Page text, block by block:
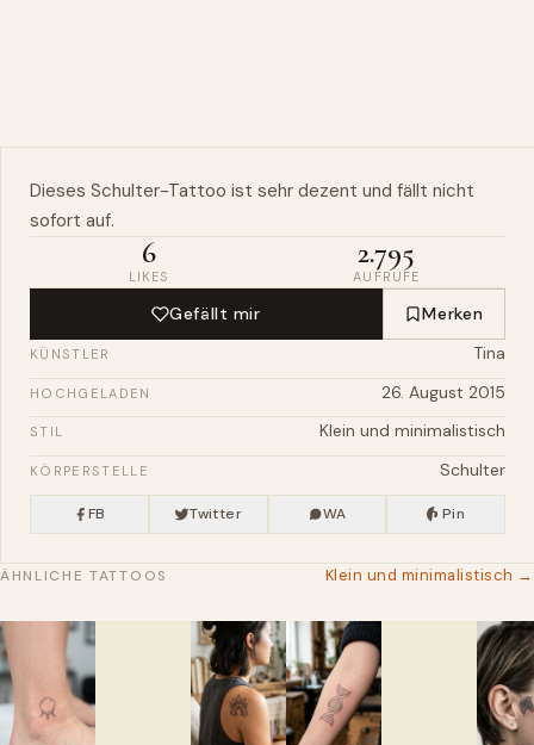
Dieses Schulter-Tattoo ist sehr dezent und fällt nicht
sofort auf.
6
LIKES
2.795
AUFRUFE
Gefällt mir Merken
KÜNSTLER Tina
HOCHGELADEN 26. August 2015
STIL Klein und minimalistisch
KÖRPERSTELLE Schulter
FB Twitter WA Pin
ÄHNLICHE TATTOOS Klein und minimalistisch →